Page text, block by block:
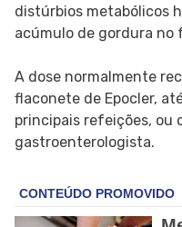
distúrbios metabólicos
acúmulo de gordura no
A dose normalmente
flaconete de Epocler,
principais refeições, ou
gastroenterologista.